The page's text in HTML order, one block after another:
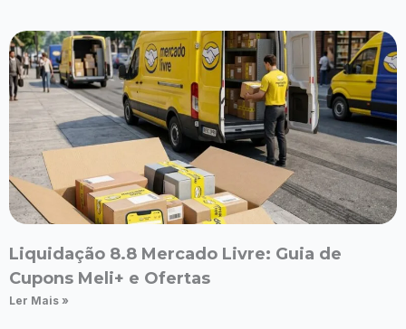
Liquidação 8.8 Mercado Livre: Guia de
Cupons Meli+ e Ofertas
Ler Mais »